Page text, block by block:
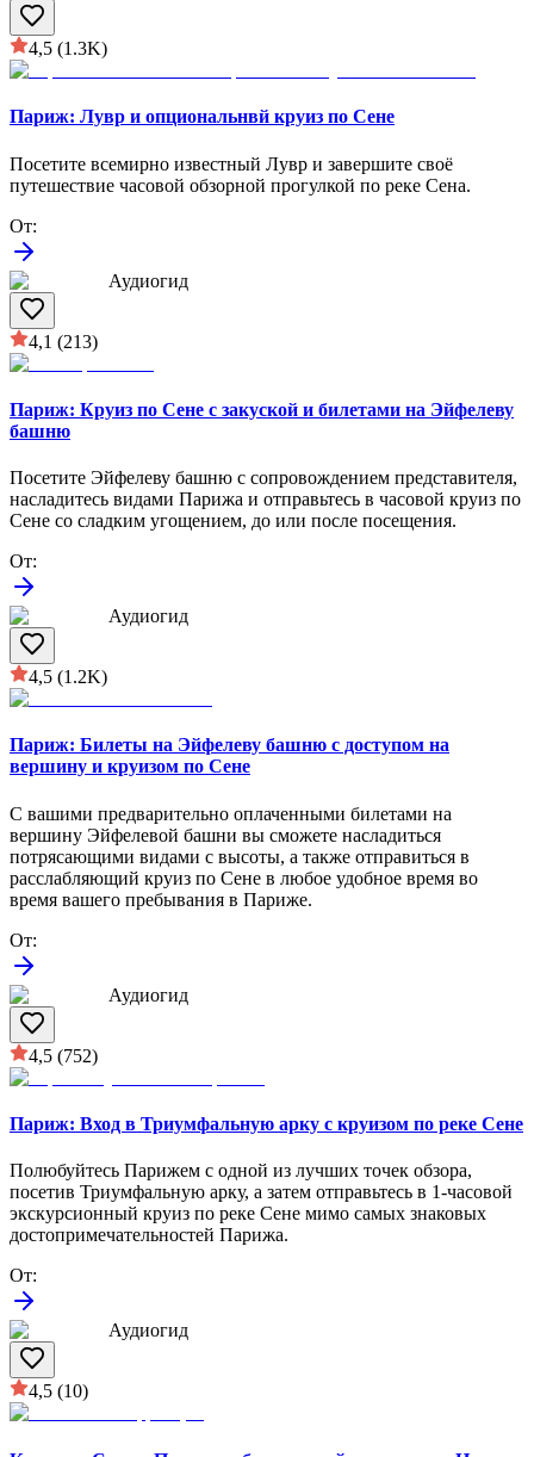
4,5 (1.3K)
Париж: Лувр и опциональнвй круиз по Сене
Посетите всемирно известный Лувр и завершите своё
путешествие часовой обзорной прогулкой по реке Сена.
От:
Аудиогид
4,1 (213)
Париж: Круиз по Сене с закуской и билетами на Эйфелеву
башню
Посетите Эйфелеву башню с сопровождением представителя,
насладитесь видами Парижа и отправьтесь в часовой круиз по
Сене со сладким угощением, до или после посещения.
От:
Аудиогид
4,5 (1.2K)
Париж: Билеты на Эйфелеву башню с доступом на
вершину и круизом по Сене
С вашими предварительно оплаченными билетами на
вершину Эйфелевой башни вы сможете насладиться
потрясающими видами с высоты, а также отправиться в
расслабляющий круиз по Сене в любое удобное время во
время вашего пребывания в Париже.
От:
Аудиогид
4,5 (752)
Париж: Вход в Триумфальную арку с круизом по реке Сене
Полюбуйтесь Парижем с одной из лучших точек обзора,
посетив Триумфальную арку, а затем отправьтесь в 1-часовой
экскурсионный круиз по реке Сене мимо самых знаковых
достопримечательностей Парижа.
От:
Аудиогид
4,5 (10)